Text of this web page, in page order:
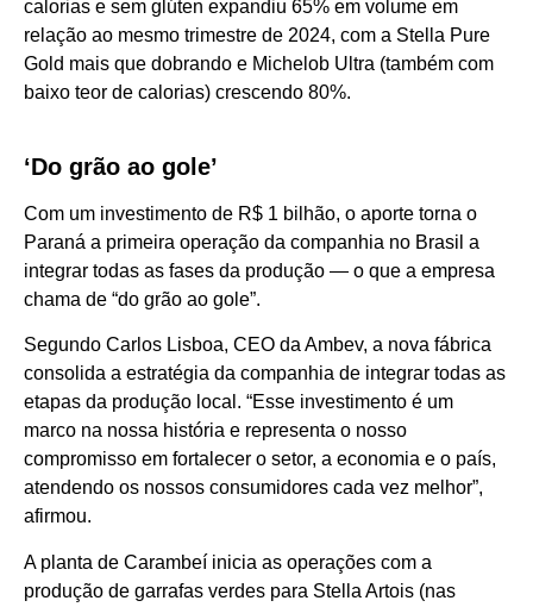
calorias e sem glúten expandiu 65% em volume em
relação ao mesmo trimestre de 2024, com a Stella Pure
Gold mais que dobrando e Michelob Ultra (também com
baixo teor de calorias) crescendo 80%.
‘Do grão ao gole’
Com um investimento de R$ 1 bilhão, o aporte torna o
Paraná a primeira operação da companhia no Brasil a
integrar todas as fases da produção — o que a empresa
chama de “do grão ao gole”.
Segundo Carlos Lisboa, CEO da Ambev, a nova fábrica
consolida a estratégia da companhia de integrar todas as
etapas da produção local. “Esse investimento é um
marco na nossa história e representa o nosso
compromisso em fortalecer o setor, a economia e o país,
atendendo os nossos consumidores cada vez melhor”,
afirmou.
A planta de Carambeí inicia as operações com a
produção de garrafas verdes para Stella Artois (nas